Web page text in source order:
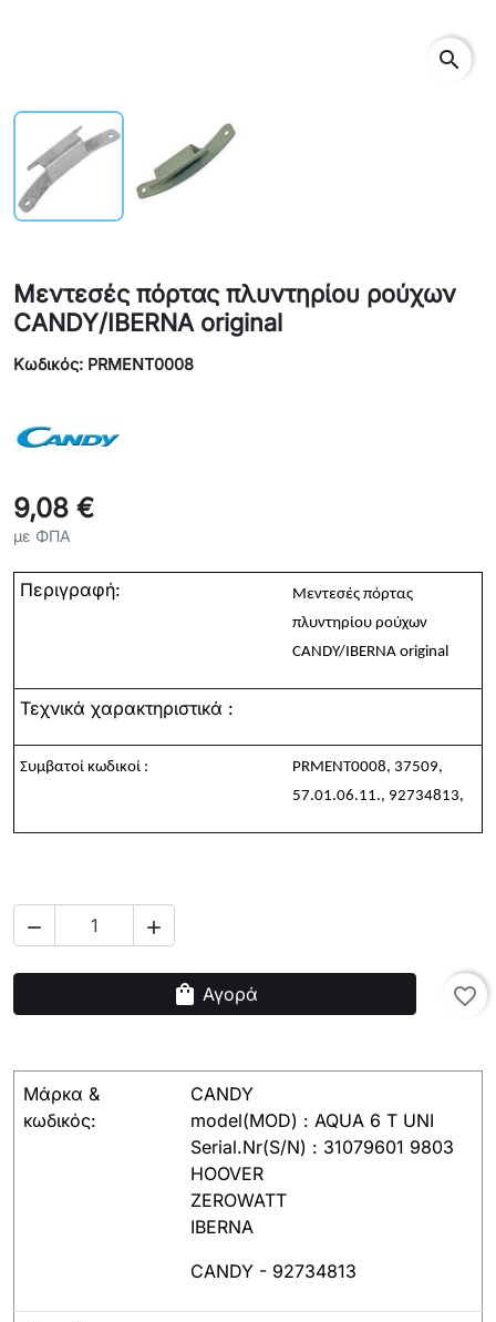
search
Μεντεσές πόρτας πλυντηρίου ρούχων
CANDY/IBERNA original
Κωδικός: PRMENT0008
9,08 €
με ΦΠΑ
Περιγραφή: Μεντεσές πόρτας
πλυντηρίου ρούχων
CANDY/IBERNA original
Τεχνικά χαρακτηριστικά :
Συμβατοί κωδικοί :
PRMENT0008, 37509,
57.01.06.11., 92734813,
 
shopping_bag Αγορά favorite_border
Μάρκα &
κωδικός:
CANDY
model(MOD) : AQUA 6 T UNI
Serial.Nr(S/N) : 31079601 9803
HOOVER
ZEROWATΤ
IBERNA
CANDY - 92734813